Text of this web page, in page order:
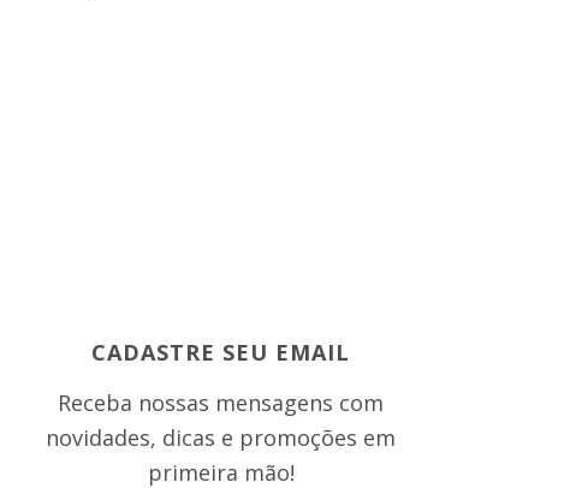
CADASTRE SEU EMAIL
Receba nossas mensagens com
novidades, dicas e promoções em
primeira mão!